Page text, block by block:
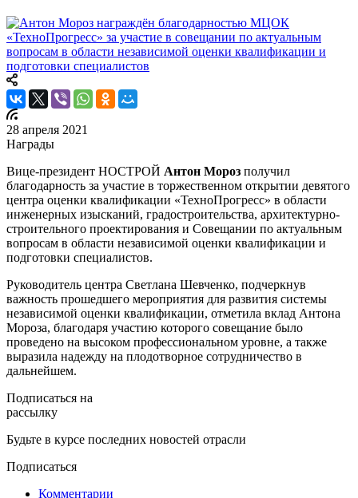
28 апреля 2021
Награды
Вице-президент НОСТРОЙ Антон Мороз получил
благодарность за участие в торжественном открытии девятого
центра оценки квалификации «ТехноПрогресс» в области
инженерных изысканий, градостроительства, архитектурно-
строительного проектирования и Совещании по актуальным
вопросам в области независимой оценки квалификации и
подготовки специалистов.
Руководитель центра Светлана Шевченко, подчеркнув
важность прошедшего мероприятия для развития системы
независимой оценки квалификации, отметила вклад Антона
Мороза, благодаря участию которого совещание было
проведено на высоком профессиональном уровне, а также
выразила надежду на плодотворное сотрудничество в
дальнейшем.
Подписаться на
рассылку
Будьте в курсе последних новостей отрасли
Подписаться
Комментарии